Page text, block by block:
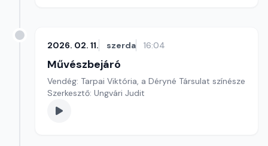
2026. 02. 11. szerda 16:04
Művészbejáró
Vendég: Tarpai Viktória, a Déryné Társulat színésze
Szerkesztő: Ungvári Judit